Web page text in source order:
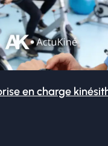
en charge